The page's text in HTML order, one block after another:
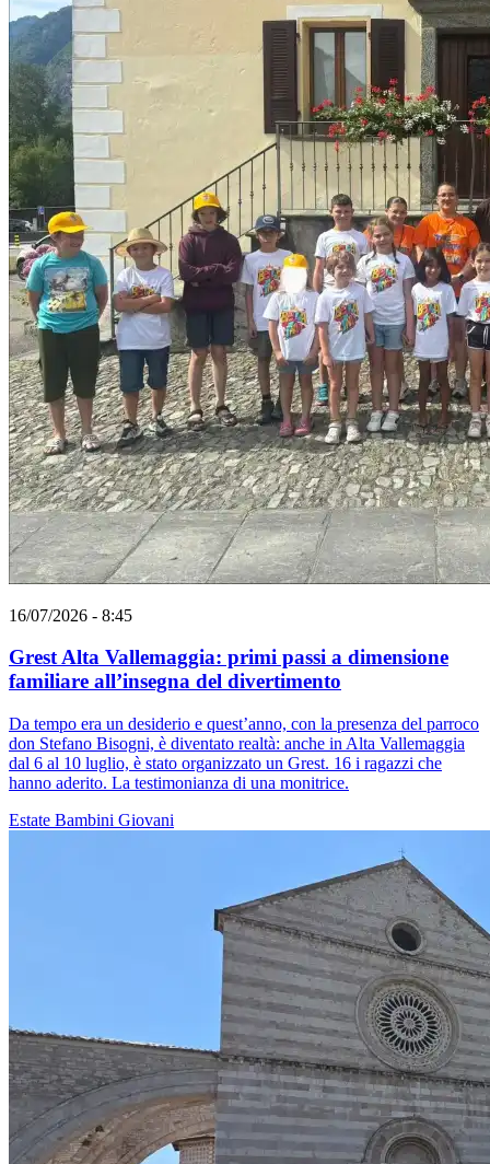
16/07/2026 - 8:45
Grest Alta Vallemaggia: primi passi a dimensione
familiare all’insegna del divertimento
Da tempo era un desiderio e quest’anno, con la presenza del parroco
don Stefano Bisogni, è diventato realtà: anche in Alta Vallemaggia
dal 6 al 10 luglio, è stato organizzato un Grest. 16 i ragazzi che
hanno aderito. La testimonianza di una monitrice.
Estate Bambini Giovani